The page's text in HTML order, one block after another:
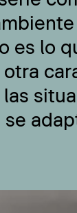
es lo